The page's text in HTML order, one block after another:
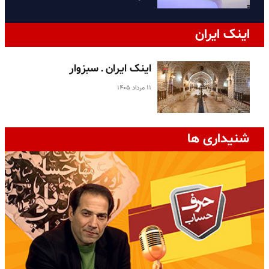
اینک ایران
اینک ایران ـ سبزوار
۱۱ مرداد ۱۴۰۵
شنیداری ها